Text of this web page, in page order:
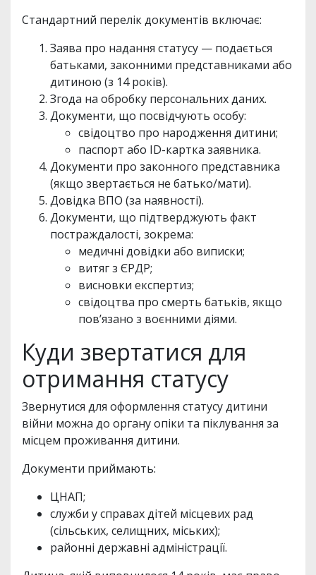
Стандартний перелік документів включає:
Заява про надання статусу — подається
батьками, законними представниками або
дитиною (з 14 років).
Згода на обробку персональних даних.
Документи, що посвідчують особу:
свідоцтво про народження дитини;
паспорт або ID-картка заявника.
Документи про законного представника
(якщо звертається не батько/мати).
Довідка ВПО (за наявності).
Документи, що підтверджують факт
постраждалості, зокрема:
медичні довідки або виписки;
витяг з ЄРДР;
висновки експертиз;
свідоцтва про смерть батьків, якщо
пов’язано з воєнними діями.
Куди звертатися для
отримання статусу
Звернутися для оформлення статусу дитини
війни можна до органу опіки та піклування за
місцем проживання дитини.
Документи приймають:
ЦНАП;
служби у справах дітей місцевих рад
(сільських, селищних, міських);
районні державні адміністрації.